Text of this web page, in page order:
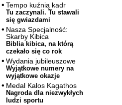
Tempo kuźnią kadr
Tu zaczynali. Tu stawali
się gwiazdami
Nasza Specjalność:
Skarby Kibica
Biblia kibica, na którą
czekało się co rok
Wydania jubileuszowe
Wyjątkowe numery na
wyjątkowe okazje
Medal Kalos Kagathos
Nagroda dla niezwykłych
ludzi sportu